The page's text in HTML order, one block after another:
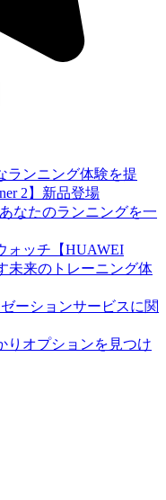
ランニング体験を提
2】新品登場
なたのランニングを一
ォッチ【HUAWEI
未来のトレーニング体
ーションサービスに関
りオプションを見つけ